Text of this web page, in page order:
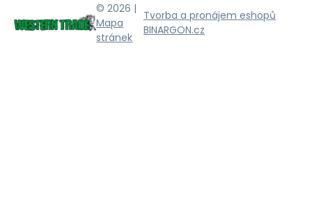
© 2026 |
Mapa
stránek
Tvorba a pronájem eshopů
BINARGON.cz